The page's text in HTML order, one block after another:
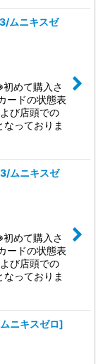
ムニキスゼ
初めて購入さ
ードの状態表
び店頭での
っておりま
ムニキスゼ
初めて購入さ
ードの状態表
び店頭での
っておりま
ニキスゼロ]